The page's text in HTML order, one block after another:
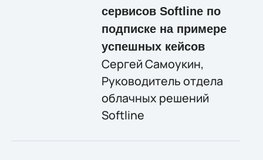
сервисов Softline по
подписке на примере
успешных кейсов
Сергей Самоукин,
Руководитель отдела
облачных решений
Softline